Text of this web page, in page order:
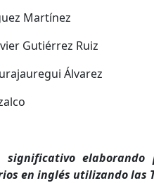
Martínez
Gutiérrez Ruiz
Álvarez
significativo elaborando
en inglés utilizando las